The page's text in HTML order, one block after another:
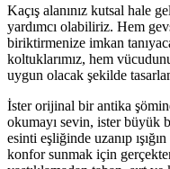
Kaçış alanınız kutsal hale
yardımcı olabiliriz. Hem
biriktirmenize imkan
koltuklarımız, hem
uygun olacak şekilde
İster orijinal bir antika
okumayı sevin, ister büyük
esinti eşliğinde uzanıp
konfor sunmak için